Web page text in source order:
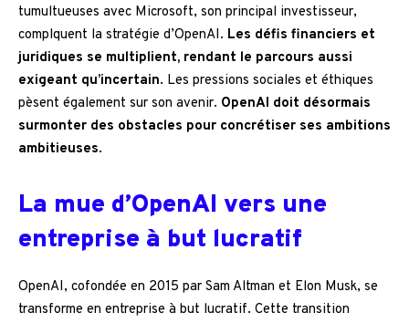
tumultueuses avec Microsoft, son principal investisseur,
complquent la stratégie d’OpenAI. Les défis financiers et
juridiques se multiplient, rendant le parcours aussi
exigeant qu’incertain. Les pressions sociales et éthiques
pèsent également sur son avenir. OpenAI doit désormais
surmonter des obstacles pour concrétiser ses ambitions
ambitieuses.
La mue d’OpenAI vers une
entreprise à but lucratif
OpenAI, cofondée en 2015 par Sam Altman et Elon Musk, se
transforme en entreprise à but lucratif. Cette transition